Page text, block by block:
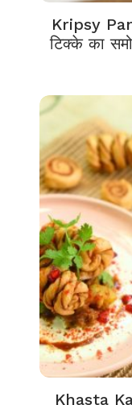
Kripsy
टिक्के का
Khasta